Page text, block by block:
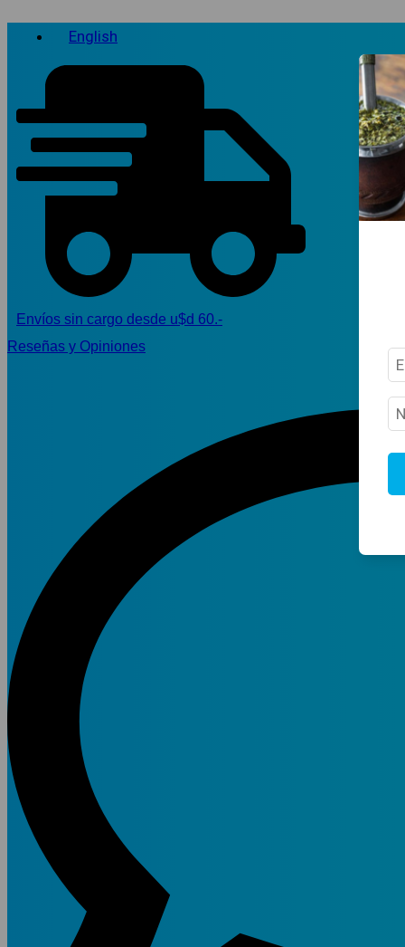
English
Envíos sin cargo desde u$d 60.-
Reseñas y Opiniones